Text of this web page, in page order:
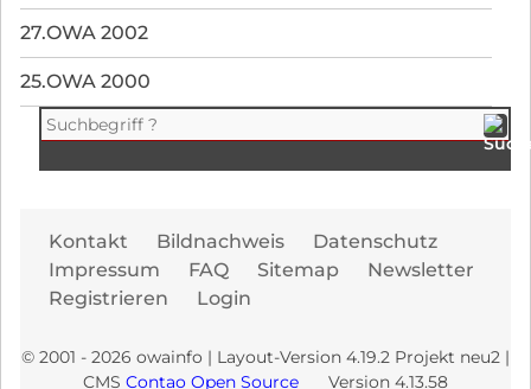
27.OWA 2002
25.OWA 2000
Kontakt Bildnachweis
Datenschutz
Impressum
FAQ Sitemap
Newsletter
Registrieren
Login
© 2001 - 2026 owainfo | Layout-Version 4.19.2 Projekt neu2 |
CMS Contao Open Source Version 4.13.58